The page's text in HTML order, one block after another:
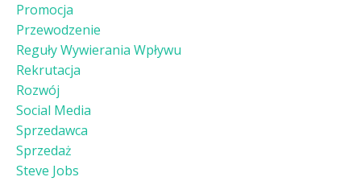
Promocja
Przewodzenie
Reguły Wywierania Wpływu
Rekrutacja
Rozwój
Social Media
Sprzedawca
Sprzedaż
Steve Jobs